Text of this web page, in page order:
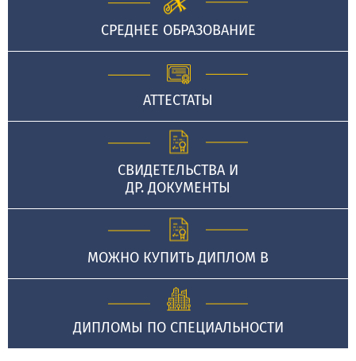
СРЕДНЕЕ ОБРАЗОВАНИЕ
АТТЕСТАТЫ
СВИДЕТЕЛЬСТВА И
ДР. ДОКУМЕНТЫ
МОЖНО КУПИТЬ ДИПЛОМ В
ДИПЛОМЫ ПО СПЕЦИАЛЬНОСТИ